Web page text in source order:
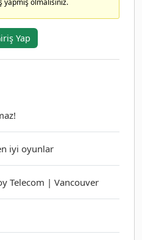
Yap
iyi oyunlar
Telecom | Vancouver